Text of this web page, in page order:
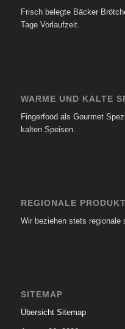
Frisch belegte Bäcker
Tage Vorlaufzeit.
WARME UND KALTE
Fingerfood als Gourmet
kalten Speisen.
REGIONALE
Wir beziehen stets regionale
SITEMAP
Übersicht Sitemap